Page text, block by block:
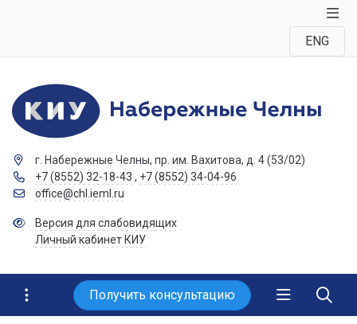
ENG
г. Набережные Челны, пр. им. Вахитова, д. 4 (53/02)
+7 (8552) 32-18-43 , +7 (8552) 34-04-96
office@chl.ieml.ru
Версия для слабовидящих
Личный кабинет КИУ
Получить консультацию